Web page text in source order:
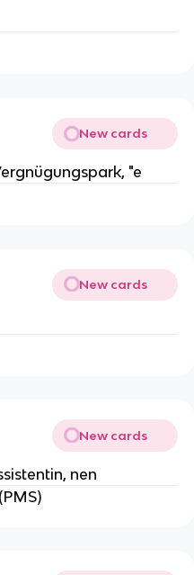
New cards
"e
New cards
New cards
nen